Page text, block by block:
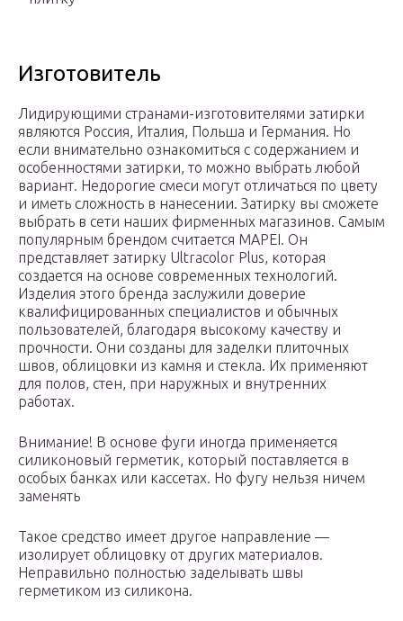
Изготовитель
Лидирующими странами-изготовителями затирки
являются Россия, Италия, Польша и Германия. Но
если внимательно ознакомиться с содержанием и
особенностями затирки, то можно выбрать любой
вариант. Недорогие смеси могут отличаться по цвету
и иметь сложность в нанесении. Затирку вы сможете
выбрать в сети наших фирменных магазинов. Самым
популярным брендом считается MAPEI. Он
представляет затирку Ultracolor Plus, которая
создается на основе современных технологий.
Изделия этого бренда заслужили доверие
квалифицированных специалистов и обычных
пользователей, благодаря высокому качеству и
прочности. Они созданы для заделки плиточных
швов, облицовки из камня и стекла. Их применяют
для полов, стен, при наружных и внутренних
работах.
Внимание! В основе фуги иногда применяется
силиконовый герметик, который поставляется в
особых банках или кассетах. Но фугу нельзя ничем
заменять
Такое средство имеет другое направление —
изолирует облицовку от других материалов.
Неправильно полностью заделывать швы
герметиком из силикона.